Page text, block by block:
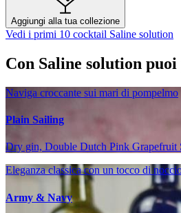
Aggiungi alla tua collezione
Vedi i primi 10 cocktail Saline solution
Con Saline solution
Naviga croccante sui mari di pompelmo
Plain Sailing
Dry gin, Double Dutch Pink Grapefruit
Eleganza classica con un tocco di
Army & Navy